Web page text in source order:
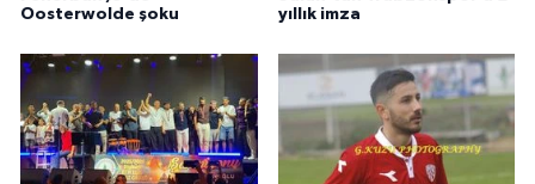
Oosterwolde şoku
yıllık imza